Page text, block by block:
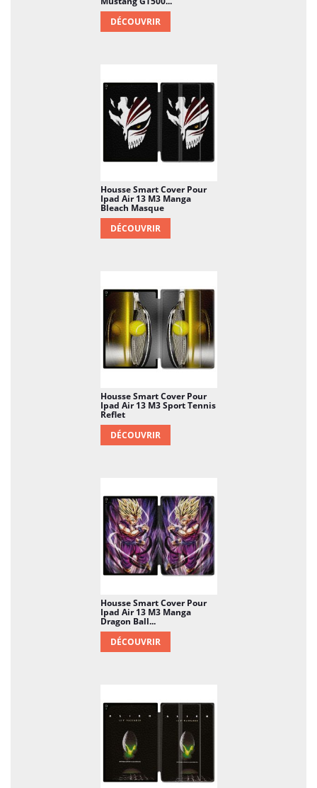
DÉCOUVRIR
Housse Smart Cover Pour
Ipad Air 13 M3 Manga
Bleach Masque
DÉCOUVRIR
Housse Smart Cover Pour
Ipad Air 13 M3 Sport Tennis
Reflet
DÉCOUVRIR
Housse Smart Cover Pour
Ipad Air 13 M3 Manga
Dragon Ball...
DÉCOUVRIR